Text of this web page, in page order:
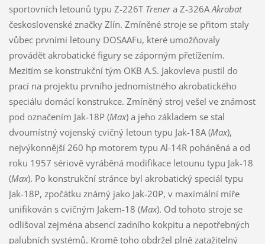
sportovních letounů typu Z-226T Trenera Z-326A Akrobat
československé značky Zlín. Zmíněné stroje se přitom staly
vůbec prvními letouny DOSAAFu, které umožňovaly
provádět akrobatické figury se záporným přetížením.
Mezitím se konstrukční tým OKB A.S. Jakovleva pustil do
prací na projektu prvního jednomístného akrobatického
speciálu domácí konstrukce. Zmíněný stroj vešel ve známost
pod označením Jak-18P (Max) a jeho základem se stal
dvoumístný vojenský cvičný letoun typu Jak-18A (Max),
nejvýkonnější 260 hp motorem typu Al-14R poháněná a od
roku 1957 sériově vyráběná modifikace letounu typu Jak-18
(Max). Po konstrukční stránce byl akrobatický speciál typu
Jak-18P, zpočátku známý jako Jak-20P, v maximální míře
unifikován s cvičným Jakem-18 (Max). Od tohoto stroje se
odlišoval zejména absencí zadního kokpitu a nepotřebných
palubních systémů. Kromě toho obdržel plně zatažitelný